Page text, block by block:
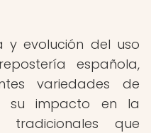
y evolución del uso
española,
variedades de
su impacto en la
que